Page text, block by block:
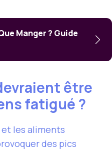
Manger ? Guide
être
fatigué ?
les aliments
des pics